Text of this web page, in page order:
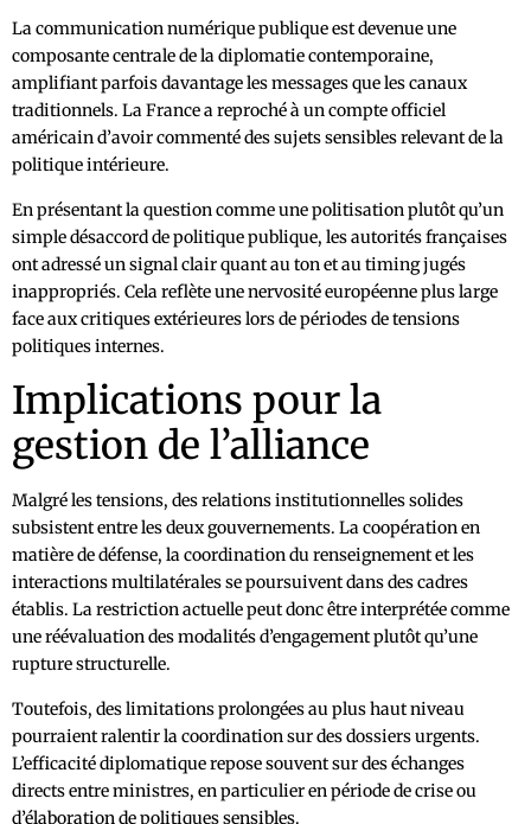
La communication numérique publique est devenue une
composante centrale de la diplomatie contemporaine,
amplifiant parfois davantage les messages que les canaux
traditionnels. La France a reproché à un compte officiel
américain d’avoir commenté des sujets sensibles relevant de la
politique intérieure.
En présentant la question comme une politisation plutôt qu’un
simple désaccord de politique publique, les autorités françaises
ont adressé un signal clair quant au ton et au timing jugés
inappropriés. Cela reflète une nervosité européenne plus large
face aux critiques extérieures lors de périodes de tensions
politiques internes.
Implications pour la
gestion de l’alliance
Malgré les tensions, des relations institutionnelles solides
subsistent entre les deux gouvernements. La coopération en
matière de défense, la coordination du renseignement et les
interactions multilatérales se poursuivent dans des cadres
établis. La restriction actuelle peut donc être interprétée comme
une réévaluation des modalités d’engagement plutôt qu’une
rupture structurelle.
Toutefois, des limitations prolongées au plus haut niveau
pourraient ralentir la coordination sur des dossiers urgents.
L’efficacité diplomatique repose souvent sur des échanges
directs entre ministres, en particulier en période de crise ou
d’élaboration de politiques sensibles.